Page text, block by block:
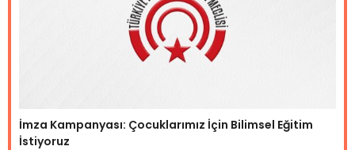
İmza Kampanyası: Çocuklarımız İçin Bilimsel Eğitim
İstiyoruz